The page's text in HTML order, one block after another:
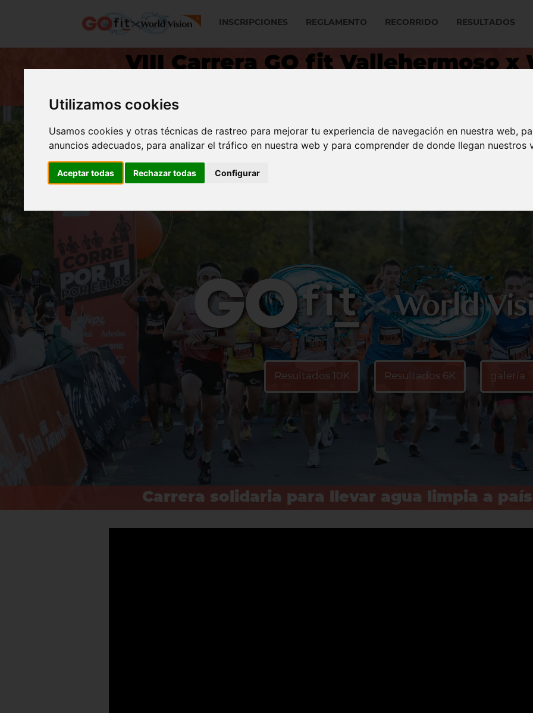
Utilizamos cookies
Usamos cookies y otras técnicas de rastreo para mejorar tu experiencia de navegación en nuestra web,
anuncios adecuados, para analizar el tráfico en nuestra web y para comprender de donde llegan nuestros
Aceptar todas Rechazar todas Configurar
INSCRIPCIONES REGLAMENTO RECORRIDO RESULTADOS
VIII Carrera GO fit Vallehermoso x
Resultados 10K Resultados 6K galería
Carrera solidaria para llevar agua limpia a